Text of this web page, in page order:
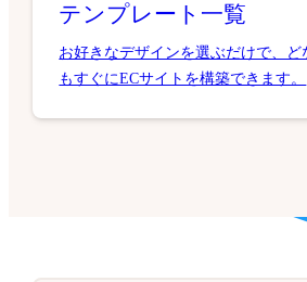
テンプレート一覧
お好きなデザインを選ぶだけで、ど
もすぐにECサイトを構築できます。